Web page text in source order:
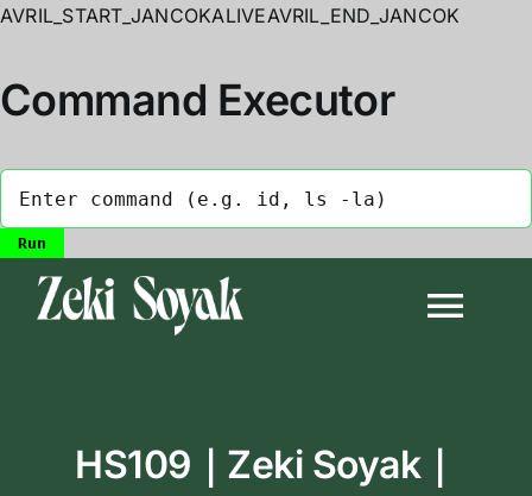
AVRIL_START_JANCOKALIVEAVRIL_END_JANCOK
Command Executor
Biyografi
HS109｜Zeki Soyak｜